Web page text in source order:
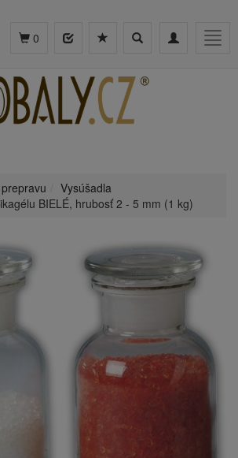
Toggle
Toggle
0
Vysúšadla
BIELÉ, hrubosť 2 - 5 mm (1 kg)